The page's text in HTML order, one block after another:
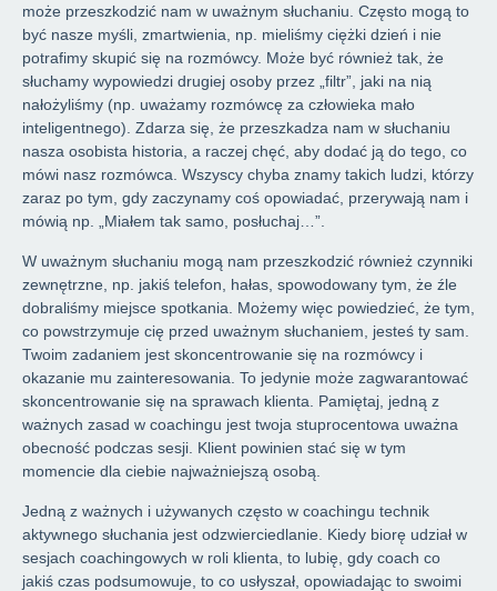
może przeszkodzić nam w uważnym słuchaniu. Często mogą to
być nasze myśli, zmartwienia, np. mieliśmy ciężki dzień i nie
potrafimy skupić się na rozmówcy. Może być również tak, że
słuchamy wypowiedzi drugiej osoby przez „filtr”, jaki na nią
nałożyliśmy (np. uważamy rozmówcę za człowieka mało
inteligentnego). Zdarza się, że przeszkadza nam w słuchaniu
nasza osobista historia, a raczej chęć, aby dodać ją do tego, co
mówi nasz rozmówca. Wszyscy chyba znamy takich ludzi, którzy
zaraz po tym, gdy zaczynamy coś opowiadać, przerywają nam i
mówią np. „Miałem tak samo, posłuchaj…”.
W uważnym słuchaniu mogą nam przeszkodzić również czynniki
zewnętrzne, np. jakiś telefon, hałas, spowodowany tym, że źle
dobraliśmy miejsce spotkania. Możemy więc powiedzieć, że tym,
co powstrzymuje cię przed uważnym słuchaniem, jesteś ty sam.
Twoim zadaniem jest skoncentrowanie się na rozmówcy i
okazanie mu zainteresowania. To jedynie może zagwarantować
skoncentrowanie się na sprawach klienta. Pamiętaj, jedną z
ważnych zasad w coachingu jest twoja stuprocentowa uważna
obecność podczas sesji. Klient powinien stać się w tym
momencie dla ciebie najważniejszą osobą.
Jedną z ważnych i używanych często w coachingu technik
aktywnego słuchania jest odzwierciedlanie. Kiedy biorę udział w
sesjach coachingowych w roli klienta, to lubię, gdy coach co
jakiś czas podsumowuje, to co usłyszał, opowiadając to swoimi